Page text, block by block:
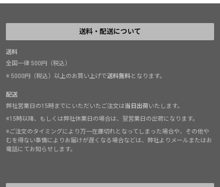
送料・配送について
送料
全国一律 500円（税込）
※ 5000円（税込）以上のお買い上げで送料無料となります。
配送
弊社営業日の15時までにいただいたご注文は当日出荷いたします。
※15時以降、もしくは弊社休業日の場合は、翌営業日の出荷になります。
※ご注文のタイミングにより万一在庫切れとなってしまった場合や、その他や
むを得ない事情によりお届けが遅くなる場合などは、弊社よりメールまたはお
電話にてお知らせします。